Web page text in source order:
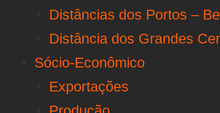
Distâncias dos Portos –
Distância dos Grandes
Sócio-Econômico
Exportações